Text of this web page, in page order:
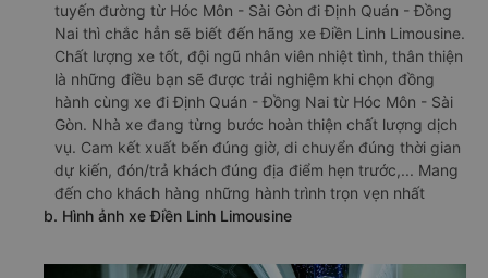
tuyến đường từ Hóc Môn - Sài Gòn đi Định Quán - Đồng
Nai thì chắc hẳn sẽ biết đến hãng xe Điền Linh Limousine.
Chất lượng xe tốt, đội ngũ nhân viên nhiệt tình, thân thiện
là những điều bạn sẽ được trải nghiệm khi chọn đồng
hành cùng xe đi Định Quán - Đồng Nai từ Hóc Môn - Sài
Gòn. Nhà xe đang từng bước hoàn thiện chất lượng dịch
vụ. Cam kết xuất bến đúng giờ, di chuyển đúng thời gian
dự kiến, đón/trả khách đúng địa điểm hẹn trước,... Mang
đến cho khách hàng những hành trình trọn vẹn nhất
b. Hình ảnh xe Điền Linh Limousine